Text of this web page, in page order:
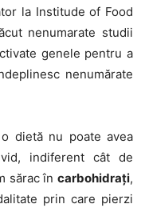
la Institude of Food
nenumarate studii
genele pentru a
nenumărate
dietă nu poate avea
indiferent cât de
sărac în carbohidrați,
prin care pierzi